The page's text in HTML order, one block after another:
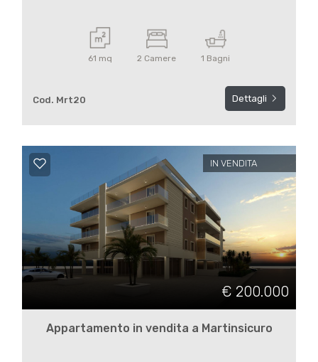
61 mq 2 Camere 1 Bagni
Cod. Mrt20 Dettagli
IN VENDITA
€ 200.000
Appartamento in vendita a Martinsicuro
4
5+
minimi